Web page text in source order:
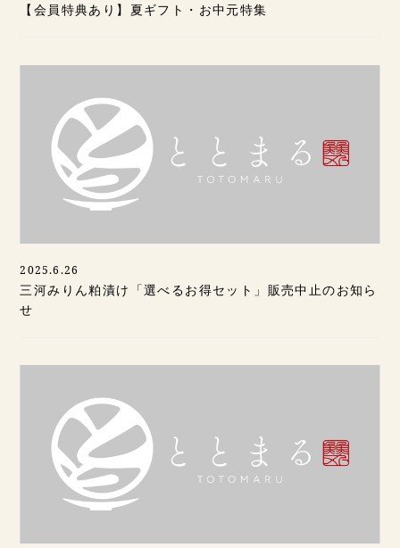
【会員特典あり】夏ギフト・お中元特集
2025.6.26
三河みりん粕漬け「選べるお得セット」販売中止のお知ら
せ